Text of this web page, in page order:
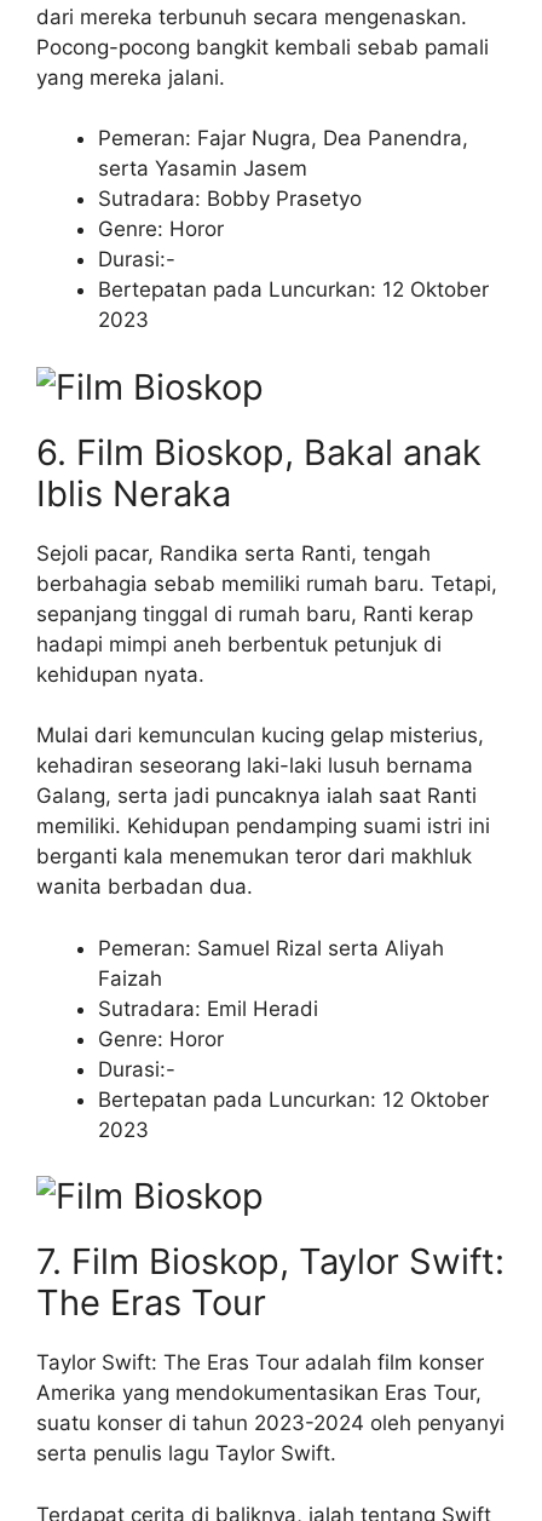
dari mereka terbunuh secara mengenaskan.
Pocong-pocong bangkit kembali sebab pamali
yang mereka jalani.
Pemeran: Fajar Nugra, Dea Panendra,
serta Yasamin Jasem
Sutradara: Bobby Prasetyo
Genre: Horor
Durasi:-
Bertepatan pada Luncurkan: 12 Oktober
2023
6. Film Bioskop, Bakal anak
Iblis Neraka
Sejoli pacar, Randika serta Ranti, tengah
berbahagia sebab memiliki rumah baru. Tetapi,
sepanjang tinggal di rumah baru, Ranti kerap
hadapi mimpi aneh berbentuk petunjuk di
kehidupan nyata.
Mulai dari kemunculan kucing gelap misterius,
kehadiran seseorang laki-laki lusuh bernama
Galang, serta jadi puncaknya ialah saat Ranti
memiliki. Kehidupan pendamping suami istri ini
berganti kala menemukan teror dari makhluk
wanita berbadan dua.
Pemeran: Samuel Rizal serta Aliyah
Faizah
Sutradara: Emil Heradi
Genre: Horor
Durasi:-
Bertepatan pada Luncurkan: 12 Oktober
2023
7. Film Bioskop, Taylor Swift:
The Eras Tour
Taylor Swift: The Eras Tour adalah film konser
Amerika yang mendokumentasikan Eras Tour,
suatu konser di tahun 2023-2024 oleh penyanyi
serta penulis lagu Taylor Swift.
Terdapat cerita di baliknya, ialah tentang Swift